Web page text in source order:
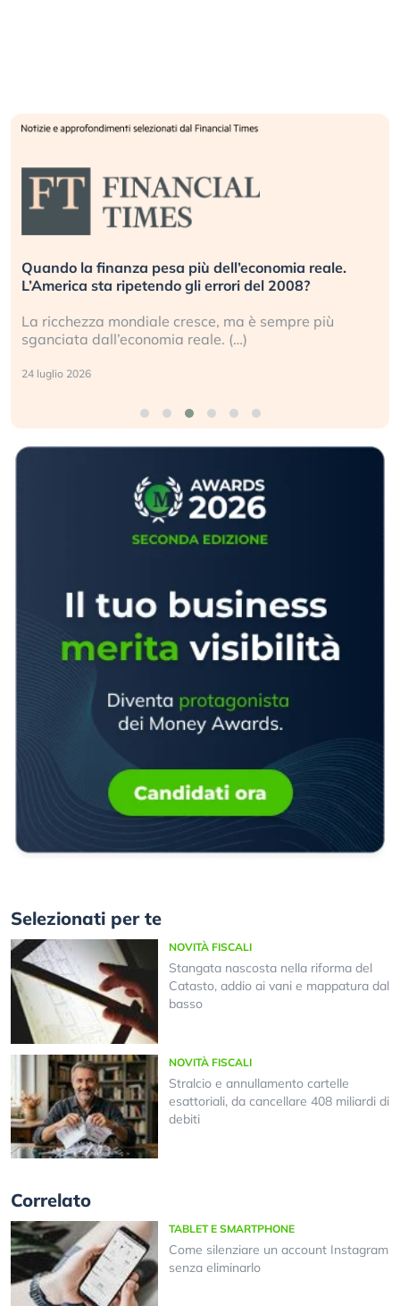
Quando la finanza pesa più dell’economia reale.
L’America sta ripetendo gli errori del 2008?
La ricchezza mondiale cresce, ma è sempre più
sganciata dall’economia reale. (…)
24 luglio 2026
Selezionati per te
NOVITÀ FISCALI
Stangata nascosta nella riforma del
Catasto, addio ai vani e mappatura dal
basso
NOVITÀ FISCALI
Stralcio e annullamento cartelle
esattoriali, da cancellare 408 miliardi di
debiti
Correlato
TABLET E SMARTPHONE
Come silenziare un account Instagram
senza eliminarlo